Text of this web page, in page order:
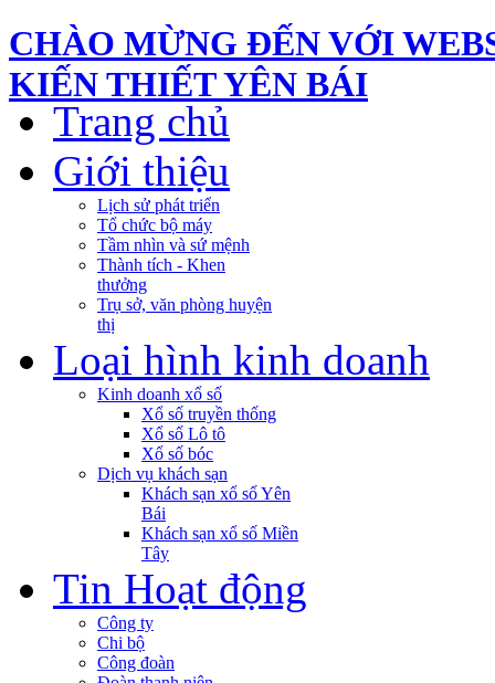
CHÀO MỪNG ĐẾN VỚI
KIẾN THIẾT YÊN BÁI
Trang chủ
Giới thiệu
Lịch sử phát triển
Tổ chức bộ máy
Tầm nhìn và sứ mệnh
Thành tích - Khen
thưởng
Trụ sở, văn phòng huyện
thị
Loại hình kinh doanh
Kinh doanh xổ số
Xổ số truyền thống
Xổ số Lô tô
Xổ số bóc
Dịch vụ khách sạn
Khách sạn xổ số Yên
Bái
Khách sạn xổ số Miền
Tây
Tin Hoạt động
Công ty
Chi bộ
Công đoàn